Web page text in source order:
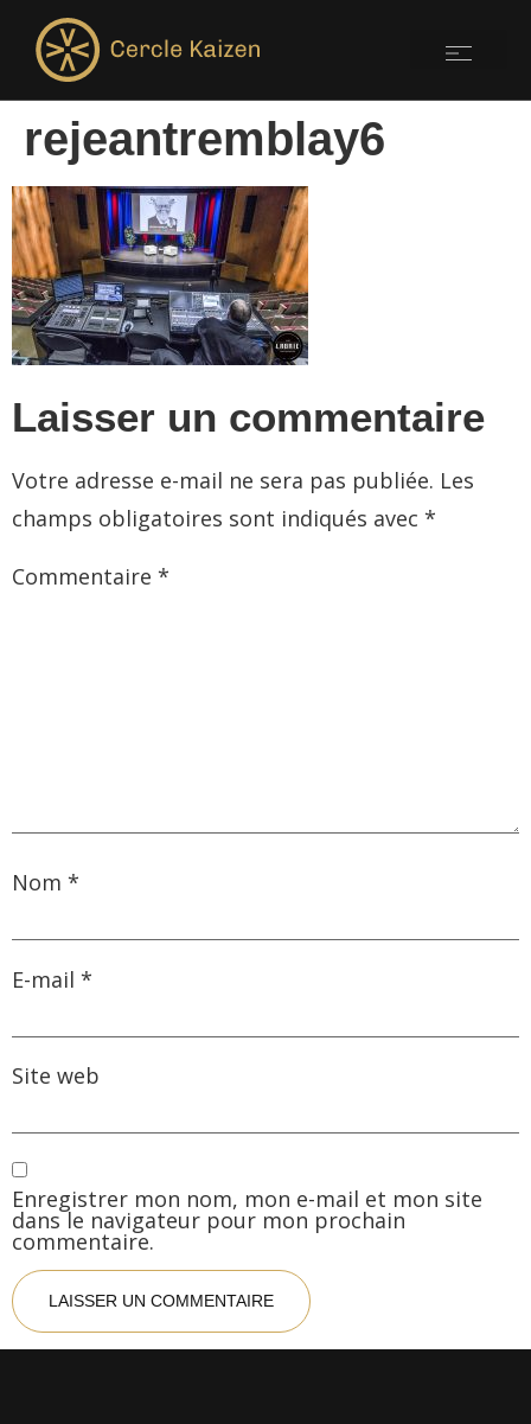
rejeantremblay6
Laisser un commentaire
Votre adresse e-mail ne sera pas publiée. Les
champs obligatoires sont indiqués avec *
Commentaire *
Nom *
E-mail *
Site web
Enregistrer mon nom, mon e-mail et mon site
dans le navigateur pour mon prochain
commentaire.